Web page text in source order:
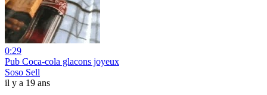
0:29
Pub Coca-cola glacons joyeux
Soso Sell
il y a 19 ans